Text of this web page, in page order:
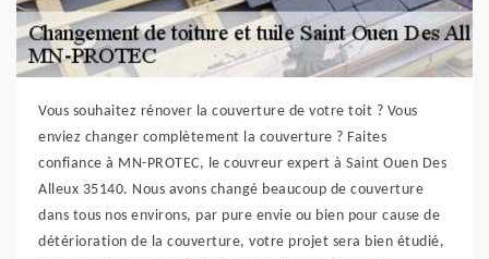
Vous souhaitez rénover la couverture de votre toit ? Vous
enviez changer complètement la couverture ? Faites
confiance à MN-PROTEC, le couvreur expert à Saint Ouen Des
Alleux 35140. Nous avons changé beaucoup de couverture
dans tous nos environs, par pure envie ou bien pour cause de
détérioration de la couverture, votre projet sera bien étudié,